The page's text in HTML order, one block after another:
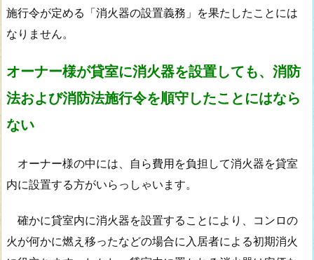
施行令が定める「消火器の設置義務」を果たしたことには
なりません。
オーナー様が貸室に消火器を設置しても、消防
法および消防法施行令を順守したことにはなら
ない
オーナー様の中には、自ら費用を負担して消火器を貸室
内に設置する方がいらっしゃいます。
確かに貸室内に消火器を設置することにより、コンロの
火が何かに燃え移ったなどの場合に入居者による初期消火